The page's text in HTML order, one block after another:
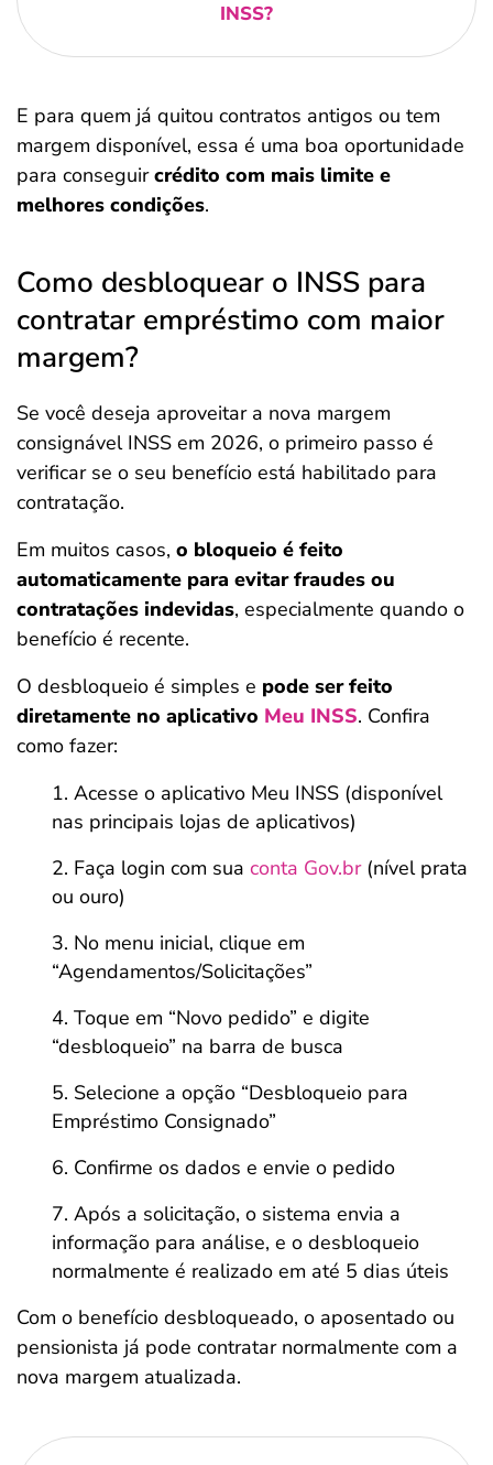
INSS?
E para quem já quitou contratos antigos ou tem
margem disponível, essa é uma boa oportunidade
para conseguircrédito com mais limite e
melhores condições.
Como desbloquear o INSS para
contratar empréstimo com maior
margem?
Se você deseja aproveitar a nova margem
consignável INSS em 2026, o primeiro passo é
verificar se o seu benefício está habilitado para
contratação.
Em muitos casos, o bloqueio é feito
automaticamente para evitar fraudes ou
contratações indevidas, especialmente quando o
benefício é recente.
O desbloqueio é simples e pode ser feito
diretamente no aplicativo Meu INSS. Confira
como fazer:
Acesse o aplicativo Meu INSS (disponível
nas principais lojas de aplicativos)
Faça login com sua conta Gov.br(nível prata
ou ouro)
No menu inicial, clique em
“Agendamentos/Solicitações”
Toque em “Novo pedido” e digite
“desbloqueio” na barra de busca
Selecione a opção “Desbloqueio para
Empréstimo Consignado”
Confirme os dados e envie o pedido
Após a solicitação, o sistema envia a
informação para análise, e o desbloqueio
normalmente é realizado em até 5 dias úteis
Com o benefício desbloqueado, o aposentado ou
pensionista já pode contratar normalmente com a
nova margem atualizada.